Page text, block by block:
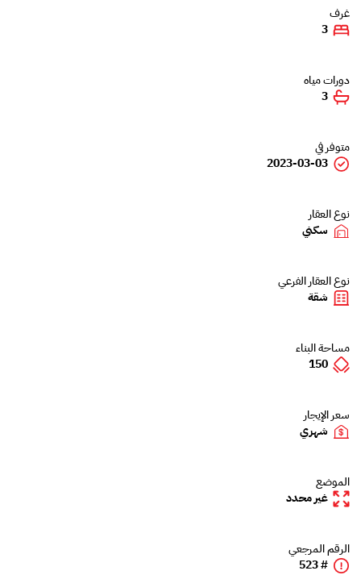
غرف
3
دورات مياه
3
متوفر في
2023-03-03
نوع العقار
سكني
نوع العقار الفرعي
شقة
مساحة البناء
150
سعر الإيجار
شهري
الموضع
غير محدد
الرقم المرجعي
# 523